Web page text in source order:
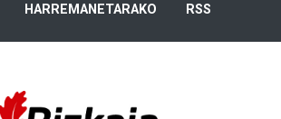
HARREMANETARAKO RSS